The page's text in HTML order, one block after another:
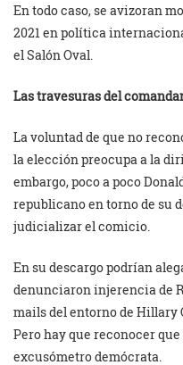
En todo caso, se avizoran
2021 en política
el Salón Oval.
Las travesuras del
La voluntad de que no
la elección preocupa a la
embargo, poco a poco
republicano en torno de su
judicializar el comicio.
En su descargo podrían
denunciaron injerencia de
mails del entorno de Hillary
Pero hay que reconocer
excusómetro demócrata.